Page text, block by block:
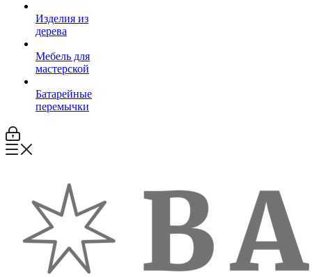
Изделия из
дерева
Мебель для
мастерской
Батарейные
перемычки